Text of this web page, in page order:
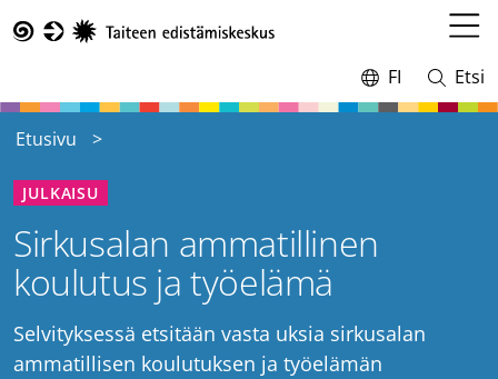
pääsisältöön
valikko
Vaihda
kieltä,
FI
Avaa
ja
Etsi
Etusivu
JULKAISU
Sirkusalan ammatillinen
koulutus ja työelämä
Selvityksessä etsitään vasta uksia sirkusalan
ammatillisen koulutuksen ja työelämän